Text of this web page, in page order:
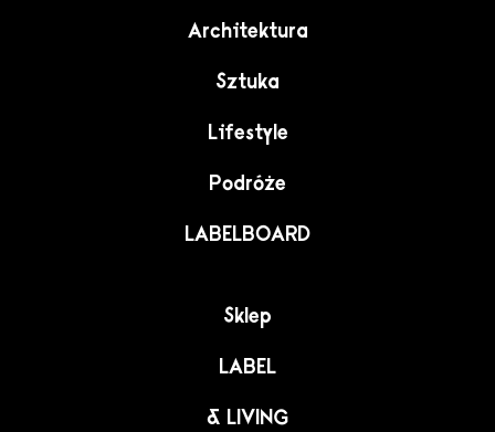
Architektura
Sztuka
Lifestyle
Podróże
LABELBOARD
Sklep
LABEL
& LIVING